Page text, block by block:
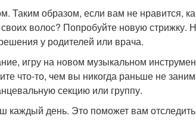
Таким образом, если вам не нравится,
волос? Попробуйте новую стрижку.
у родителей или врача.
игру на новом музыкальном
что-то, чем вы никогда раньше не
секцию или группу.
каждый день. Это поможет вам